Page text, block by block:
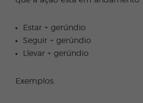
Estar + gerúndio
Seguir + gerúndio
Llevar + gerúndio
Exemplos: